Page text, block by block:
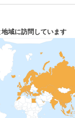
域に訪問しています